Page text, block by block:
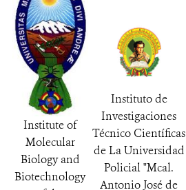
Institute of
Molecular
Biology and
Biotechnology
Instituto de
Investigaciones
Técnico Científicas
de La Universidad
Policial "Mcal.
Antonio José de